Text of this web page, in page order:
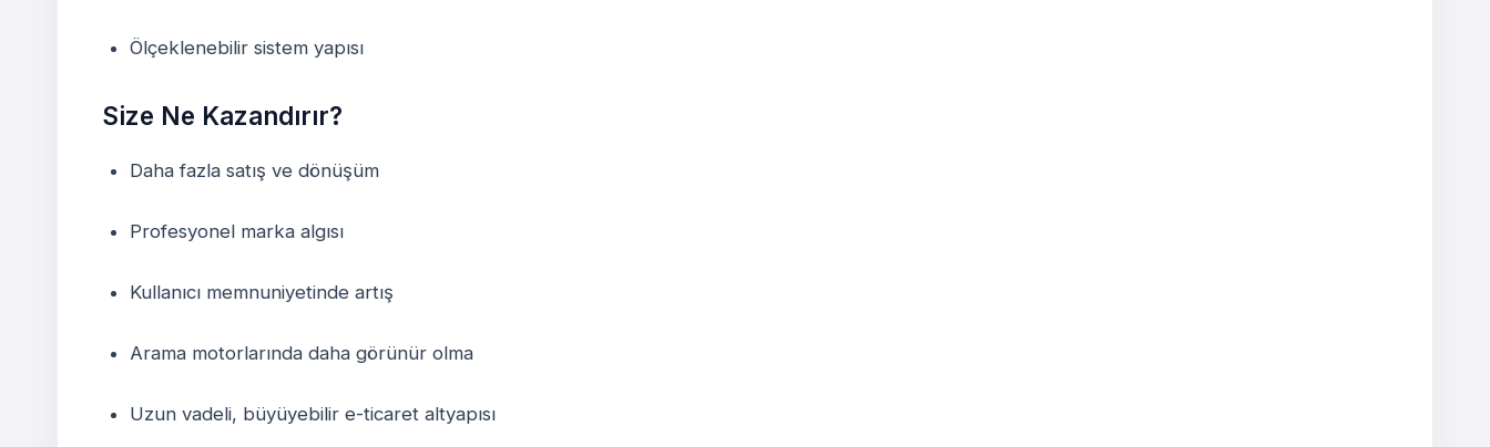
Ölçeklenebilir sistem yapısı
Size Ne Kazandırır?
Daha fazla satış ve dönüşüm
Profesyonel marka algısı
Kullanıcı memnuniyetinde artış
Arama motorlarında daha görünür olma
Uzun vadeli, büyüyebilir e-ticaret altyapısı